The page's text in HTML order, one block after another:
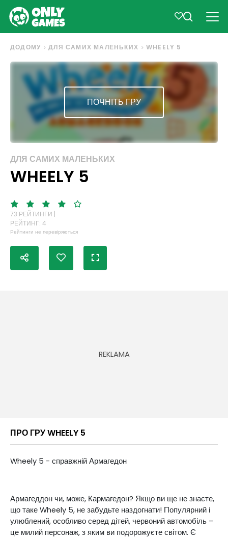
ДОДОМУ ДЛЯ САМИХ МАЛЕНЬКИХ WHEELY 5
ПОЧНІТЬ ГРУ
ДЛЯ САМИХ МАЛЕНЬКИХ
WHEELY 5
73 РЕЙТИНГИ |
РЕЙТИНГ: 4
Рейтинги не перевіряються
ПРО ГРУ WHEELY 5
Wheely 5 - справжній Армагедон
Армагеддон чи, може, Кармагедон? Якщо ви ще не знаєте,
що таке Wheely 5, не забудьте наздогнати! Популярний і
улюблений, особливо серед дітей, червоний автомобіль –
це милий персонаж, з яким ви подорожуєте світом. Є